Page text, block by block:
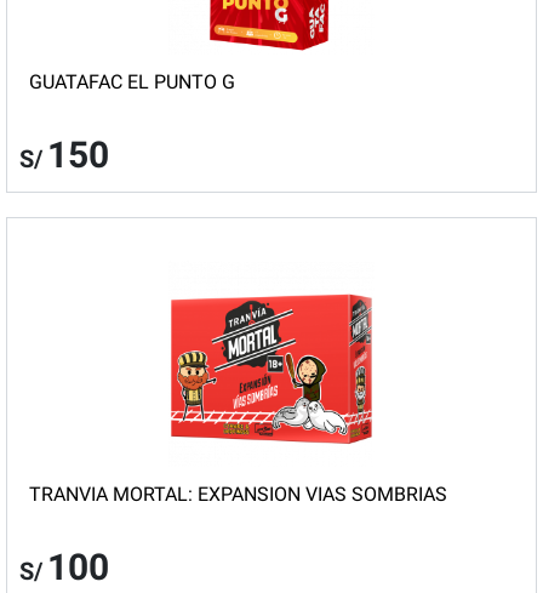
GUATAFAC EL PUNTO G
S/ 150
TRANVIA MORTAL: EXPANSION VIAS SOMBRIAS
S/ 100